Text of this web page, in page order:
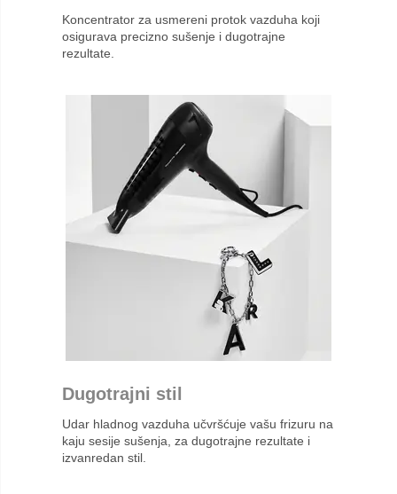
Koncentrator za usmereni protok vazduha koji
osigurava precizno sušenje i dugotrajne
rezultate.
Dugotrajni stil
Udar hladnog vazduha učvršćuje vašu frizuru na
kaju sesije sušenja, za dugotrajne rezultate i
izvanredan stil.